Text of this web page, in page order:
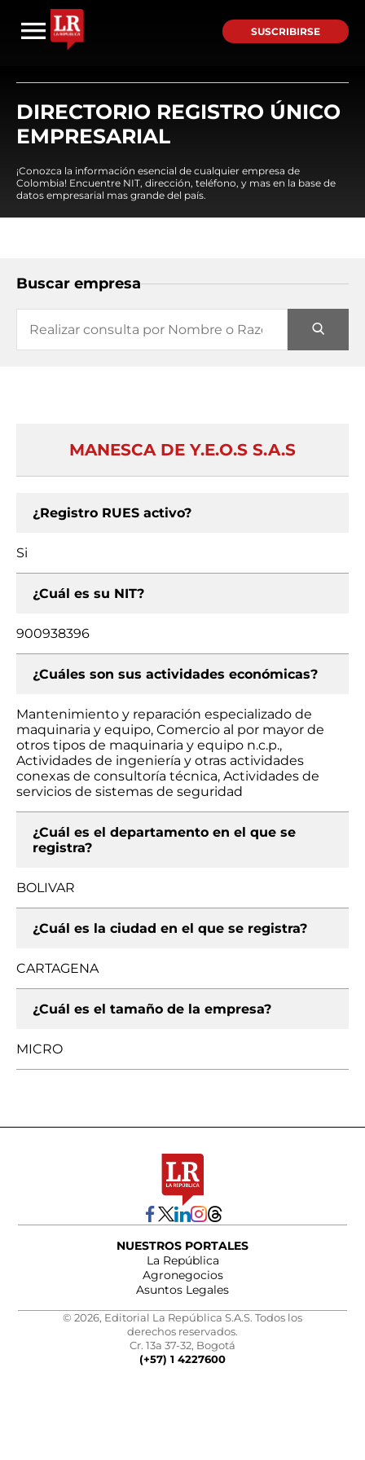
SUSCRIBIRSE
DIRECTORIO REGISTRO ÚNICO
EMPRESARIAL
¡Conozca la información esencial de cualquier empresa de
Colombia! Encuentre NIT, dirección, teléfono, y mas en la base de
datos empresarial mas grande del país.
Buscar empresa
MANESCA DE Y.E.O.S S.A.S
¿Registro RUES activo?
Si
¿Cuál es su NIT?
900938396
¿Cuáles son sus actividades económicas?
Mantenimiento y reparación especializado de
maquinaria y equipo, Comercio al por mayor de
otros tipos de maquinaria y equipo n.c.p.,
Actividades de ingeniería y otras actividades
conexas de consultoría técnica, Actividades de
servicios de sistemas de seguridad
¿Cuál es el departamento en el que se
registra?
BOLIVAR
¿Cuál es la ciudad en el que se registra?
CARTAGENA
¿Cuál es el tamaño de la empresa?
MICRO
NUESTROS PORTALES
La República
Agronegocios
Asuntos Legales
© 2026, Editorial La República S.A.S. Todos los
derechos reservados.
Cr. 13a 37-32, Bogotá
(+57) 1 4227600